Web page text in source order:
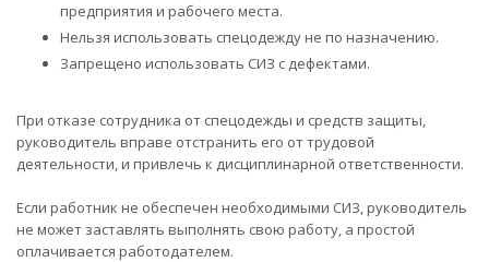
предприятия и рабочего места.
Нельзя использовать спецодежду не по назначению.
Запрещено использовать СИЗ с дефектами.
При отказе сотрудника от спецодежды и средств защиты,
руководитель вправе отстранить его от трудовой
деятельности, и привлечь к дисциплинарной ответственности.
Если работник не обеспечен необходимыми СИЗ, руководитель
не может заставлять выполнять свою работу, а простой
оплачивается работодателем.